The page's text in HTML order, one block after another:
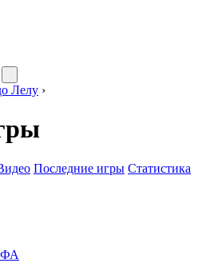
Лелу ›
Последние игры Статистика